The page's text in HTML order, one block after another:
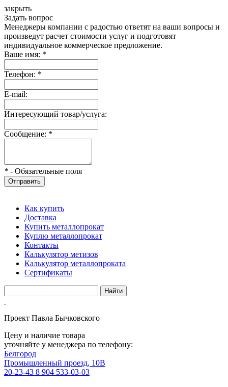
закрыть
Задать вопрос
Менеджеры компании с радостью ответят на ваши вопросы и
произведут расчет стоимости услуг и подготовят
индивидуальное коммерческое предложение.
Ваше имя: *
Телефон: *
E-mail:
Интересующий товар/услуга:
Сообщение: *
* - Обязательные поля
Отправить
Как купить
Доставка
Купить металлопрокат
Куплю металлопрокат
Контакты
Калькулятор метизов
Калькулятор металлопроката
Сертификаты
Проект Павла Бычковского
Цену и наличие товара
уточняйте у менеджера по телефону:
Белгород
Промышленный проезд, 10В
20-23-43 8 904 533-03-03